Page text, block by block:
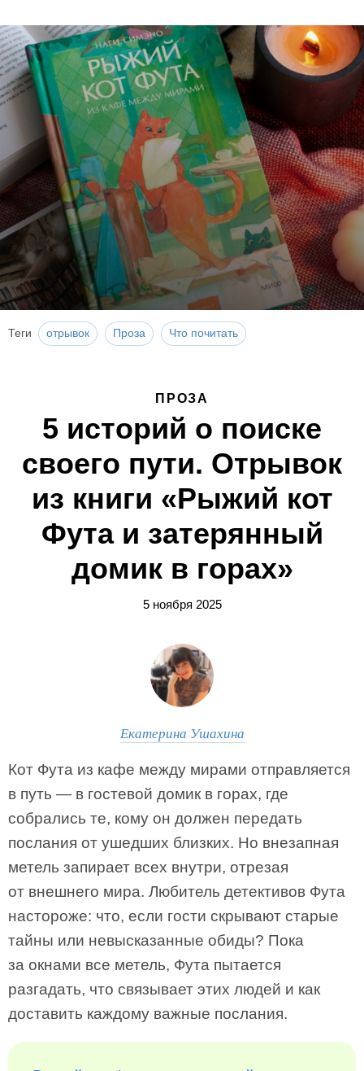
Теги отрывок Проза Что почитать
ПРОЗА
5 историй о поиске
своего пути. Отрывок
из книги «Рыжий кот
Фута и затерянный
домик в горах»
5 ноября 2025
Екатерина Ушахина
Кот Фута из кафе между мирами отправляется
в путь — в гостевой домик в горах, где
собрались те, кому он должен передать
послания от ушедших близких. Но внезапная
метель запирает всех внутри, отрезая
от внешнего мира. Любитель детективов Фута
настороже: что, если гости скрывают старые
тайны или невысказанные обиды? Пока
за окнами все метель, Фута пытается
разгадать, что связывает этих людей и как
доставить каждому важные послания.